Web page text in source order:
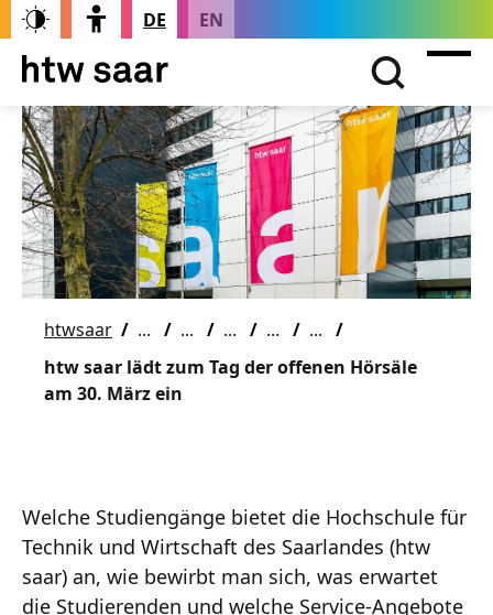
DE EN
htwsaar
htw saar lädt zum Tag der offenen Hörsäle
am 30. März ein
Welche Studiengänge bietet die Hochschule für
Technik und Wirtschaft des Saarlandes (htw
saar) an, wie bewirbt man sich, was erwartet
die Studierenden und welche Service-Angebote